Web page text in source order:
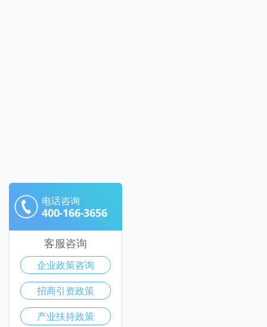
电话咨询
400-166-3656
客服咨询
企业政策咨询
招商引资政策
产业扶持政策